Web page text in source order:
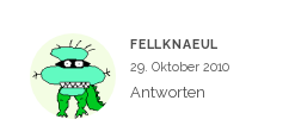
FELLKNAEUL
29. Oktober 2010
Antworten